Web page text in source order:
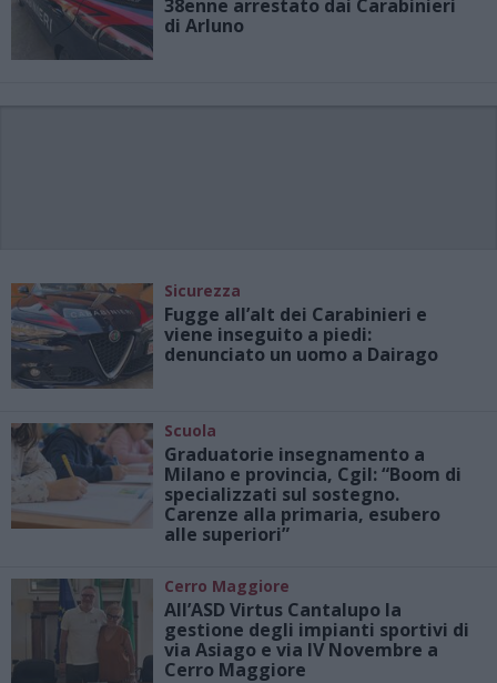
38enne arrestato dai Carabinieri
di Arluno
Sicurezza
Fugge all’alt dei Carabinieri e
viene inseguito a piedi:
denunciato un uomo a Dairago
Scuola
Graduatorie insegnamento a
Milano e provincia, Cgil: “Boom di
specializzati sul sostegno.
Carenze alla primaria, esubero
alle superiori”
Cerro Maggiore
All’ASD Virtus Cantalupo la
gestione degli impianti sportivi di
via Asiago e via IV Novembre a
Cerro Maggiore